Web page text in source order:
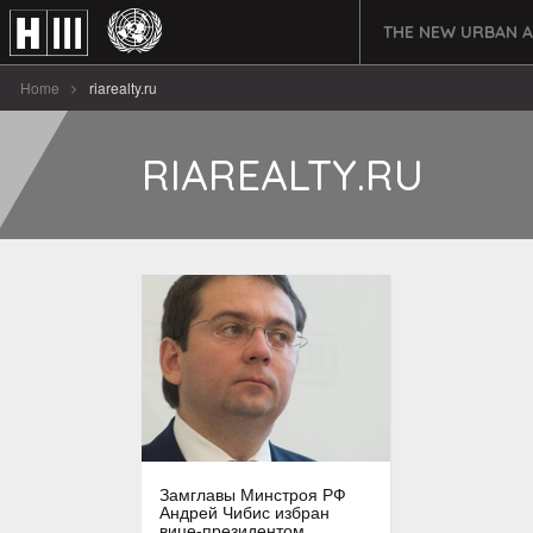
THE NEW URBAN
Home riarealty.ru
RIAREALTY.RU
Замглавы Минстроя РФ
Андрей Чибис избран